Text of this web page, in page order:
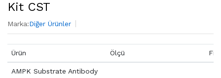
Kit CST
Marka:Diğer Ürünler
Ürün Ölçü
AMPK Substrate Antibody